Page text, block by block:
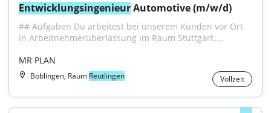
Entwicklungsingenieur Automotive (m/w/d)
## Aufgaben Du arbeitest bei unserem Kunden vor Ort
in Arbeitnehmerüberlassung im Raum Stuttgart....
MR PLAN
Böblingen, Raum Reutlingen Vollzeit